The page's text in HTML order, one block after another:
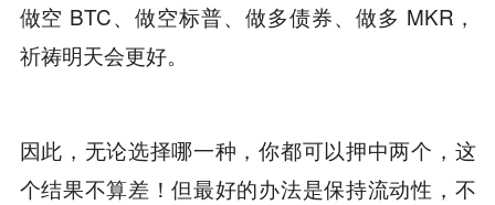
做空 BTC、做空标普、做多债券、做多 MKR，
祈祷明天会更好。
因此，无论选择哪一种，你都可以押中两个，这
个结果不算差！但最好的办法是保持流动性，不